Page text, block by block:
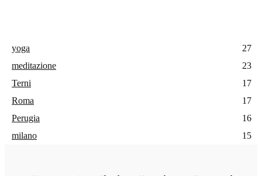
yoga
27
meditazione
23
Terni
17
Roma
17
Perugia
16
milano
15